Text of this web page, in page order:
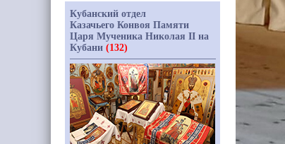
Кубанский отдел
Казачьего Конвоя Памяти
Царя Мученика Николая II на
Кубани (132)